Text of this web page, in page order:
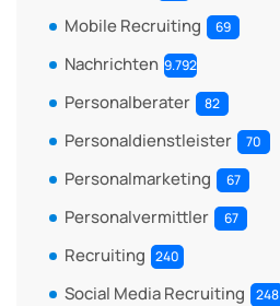
Mobile Recruiting 69
Nachrichten 9.792
Personalberater 82
Personaldienstleister 70
Personalmarketing 67
Personalvermittler 67
Recruiting 240
Social Media Recruiting 248